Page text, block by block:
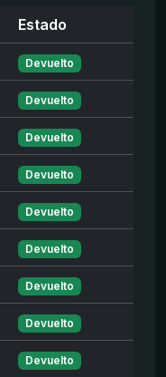
Estado
Devuelto
Devuelto
Devuelto
Devuelto
Devuelto
Devuelto
Devuelto
Devuelto
Devuelto